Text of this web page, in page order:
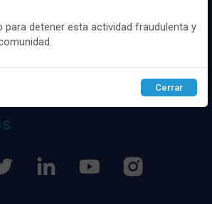
y complementos del
tanto nacionales como
como proveedor de los mejores
visita nuestra
Rechazar ACEPTAR
para detener esta actividad fraudulenta y
Cerrar